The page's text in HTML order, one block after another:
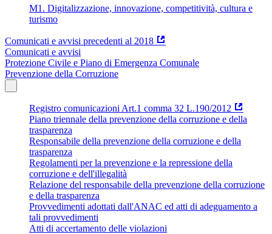
M1. Digitalizzazione, innovazione, competitività, cultura e
turismo
Comunicati e avvisi precedenti al 2018
Comunicati e avvisi
Protezione Civile e Piano di Emergenza Comunale
Prevenzione della Corruzione
Registro comunicazioni Art.1 comma 32 L.190/2012
Piano triennale della prevenzione della corruzione e della
trasparenza
Responsabile della prevenzione della corruzione e della
trasparenza
Regolamenti per la prevenzione e la repressione della
corruzione e dell'illegalità
Relazione del responsabile della prevenzione della corruzione
e della trasparenza
Provvedimenti adottati dall'ANAC ed atti di adeguamento a
tali provvedimenti
Atti di accertamento delle violazioni